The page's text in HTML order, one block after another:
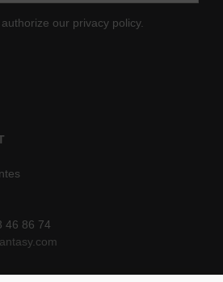
our privacy policy.
46 86 74